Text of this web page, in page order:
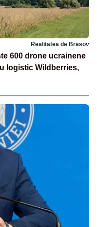
Realitatea de Brasov
600 drone ucrainene
logistic Wildberries,